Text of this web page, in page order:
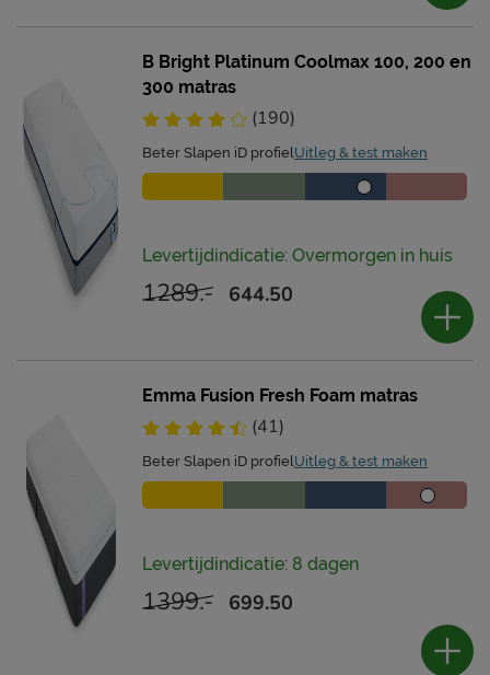
B Bright Platinum Coolmax 100, 200 en
300 matras
(190)
Beter Slapen iD profielUitleg & test maken
Levertijdindicatie: Overmorgen in huis
1289.- 644.50
Emma Fusion Fresh Foam matras
(41)
Beter Slapen iD profielUitleg & test maken
Levertijdindicatie: 8 dagen
1399.- 699.50